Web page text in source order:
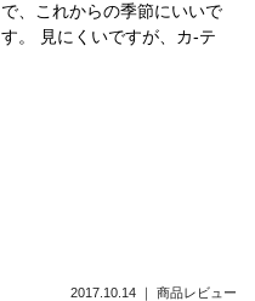
で、これからの季節にいいで
す。 見にくいですが、カ-テ
2017.10.14 ｜ 商品レビュー